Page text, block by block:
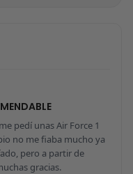
pedí unas Air Force 1
no me fiaba mucho ya
pero a partir de
gracias.